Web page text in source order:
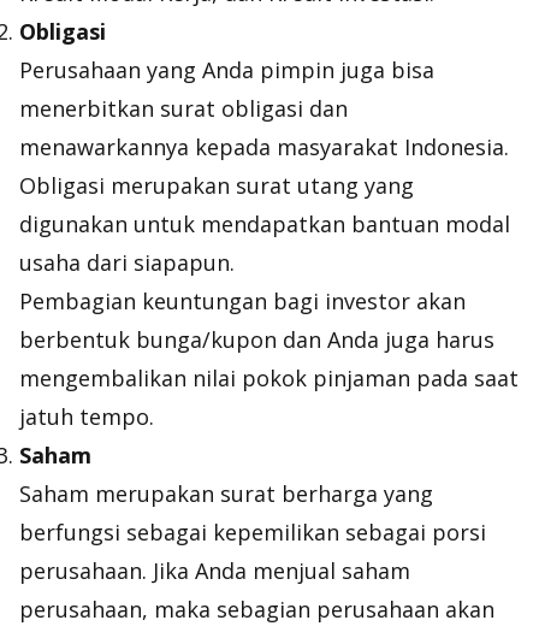
Obligasi
Perusahaan yang Anda pimpin juga bisa
menerbitkan surat obligasi dan
menawarkannya kepada masyarakat Indonesia.
Obligasi merupakan surat utang yang
digunakan untuk mendapatkan bantuan modal
usaha dari siapapun.
Pembagian keuntungan bagi investor akan
berbentuk bunga/kupon dan Anda juga harus
mengembalikan nilai pokok pinjaman pada saat
jatuh tempo.
Saham
Saham merupakan surat berharga yang
berfungsi sebagai kepemilikan sebagai porsi
perusahaan. Jika Anda menjual saham
perusahaan, maka sebagian perusahaan akan